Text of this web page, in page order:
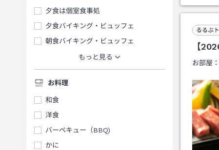
夕食は個室食事処
夕食バイキング・ビュッフェ
朝食バイキング・ビュッフェ
もっと見る
お料理
和食
洋食
バーベキュー（BBQ)
かに
るるぶ
【
お部屋：